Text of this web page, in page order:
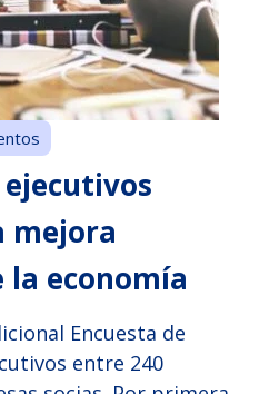
ejecutivos
mejora
la economía
Encuesta de
entre 240